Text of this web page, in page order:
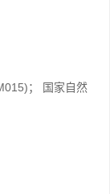
； 国家自然